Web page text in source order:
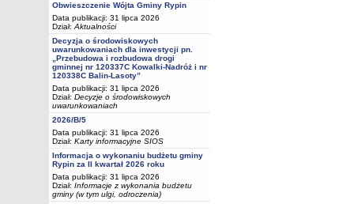
Obwieszczenie Wójta Gminy Rypin
Data publikacji: 31 lipca 2026
Dział: Aktualności
Decyzja o środowiskowych
uwarunkowaniach dla inwestycji pn.
„Przebudowa i rozbudowa drogi
gminnej nr 120337C Kowalki-Nadróż i nr
120338C Balin-Lasoty”
Data publikacji: 31 lipca 2026
Dział: Decyzje o środowiskowych
uwarunkowaniach
2026/B/5
Data publikacji: 31 lipca 2026
Dział: Karty informacyjne SIOS
Informacja o wykonaniu budżetu gminy
Rypin za II kwartał 2026 roku
Data publikacji: 31 lipca 2026
Dział: Informacje z wykonania budżetu
gminy (w tym ulgi, odroczenia)